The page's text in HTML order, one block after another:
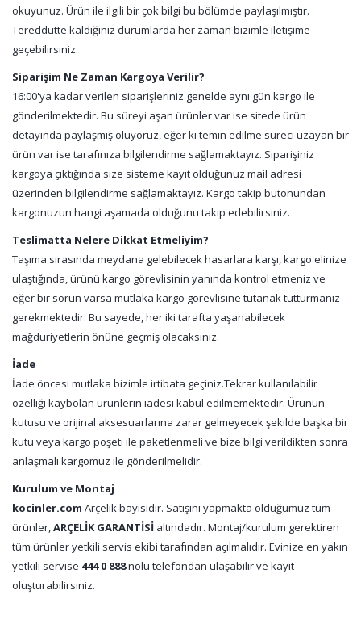
okuyunuz. Ürün ile ilgili bir çok bilgi bu bölümde paylaşılmıştır.
Tereddütte kaldığınız durumlarda her zaman bizimle iletişime
geçebilirsiniz.
Siparişim Ne Zaman Kargoya Verilir?
16:00'ya kadar verilen siparişleriniz genelde aynı gün kargo ile
gönderilmektedir. Bu süreyi aşan ürünler var ise sitede ürün
detayında paylaşmış oluyoruz, eğer ki temin edilme süreci uzayan bir
ürün var ise tarafınıza bilgilendirme sağlamaktayız. Siparişiniz
kargoya çıktığında size sisteme kayıt olduğunuz mail adresi
üzerinden bilgilendirme sağlamaktayız. Kargo takip butonundan
kargonuzun hangi aşamada olduğunu takip edebilirsiniz.
Teslimatta Nelere Dikkat Etmeliyim?
Taşıma sırasında meydana gelebilecek hasarlara karşı, kargo elinize
ulaştığında, ürünü kargo görevlisinin yanında kontrol etmeniz ve
eğer bir sorun varsa mutlaka kargo görevlisine tutanak tutturmanız
gerekmektedir. Bu sayede, her iki tarafta yaşanabilecek
mağduriyetlerin önüne geçmiş olacaksınız.
İade
İade öncesi mutlaka bizimle irtibata geçiniz.Tekrar kullanılabilir
özelliği kaybolan ürünlerin iadesi kabul edilmemektedir. Ürünün
kutusu ve orijinal aksesuarlarına zarar gelmeyecek şekilde başka bir
kutu veya kargo poşeti ile paketlenmeli ve bize bilgi verildikten sonra
anlaşmalı kargomuz ile gönderilmelidir.
Kurulum ve Montaj
kocinler.com Arçelik bayisidir. Satışını yapmakta olduğumuz tüm
ürünler,ARÇELİK GARANTİSİ altındadır. Montaj/kurulum gerektiren
tüm ürünler yetkili servis ekibi tarafından açılmalıdır. Evinize en yakın
yetkili servise 444 0 888nolu telefondan ulaşabilir ve kayıt
oluşturabilirsiniz.